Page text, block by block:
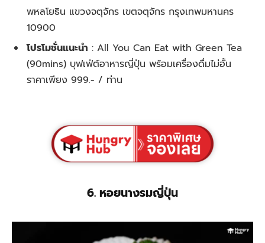
พหลโยธิน แขวงจตุจักร เขตจตุจักร กรุงเทพมหานคร
10900
โปรโมชั่นแนะนำ : All You Can Eat with Green Tea
(90mins) บุฟเฟ่ต์อาหารญี่ปุ่น พร้อมเครื่องดื่มไม่อั้น
ราคาเพียง 999.- / ท่าน
6. หอยนางรมญี่ปุ่น